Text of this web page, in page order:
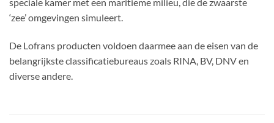
‘zee’ omgevingen simuleert.
De Lofrans producten voldoen daarmee aan de eisen van de
belangrijkste classificatiebureaus zoals RINA, BV, DNV en
diverse andere.